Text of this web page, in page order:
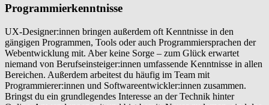
Programmierkenntnisse
UX-Designer:innen bringen außerdem oft Kenntnisse in den
gängigen Programmen, Tools oder auch Programmiersprachen der
Webentwicklung mit. Aber keine Sorge – zum Glück erwartet
niemand von Berufseinsteiger:innen umfassende Kenntnisse in allen
Bereichen. Außerdem arbeitest du häufig im Team mit
Programmierer:innen und Softwareentwickler:innen zusammen.
Bringst du ein grundlegendes Interesse an der Technik hinter